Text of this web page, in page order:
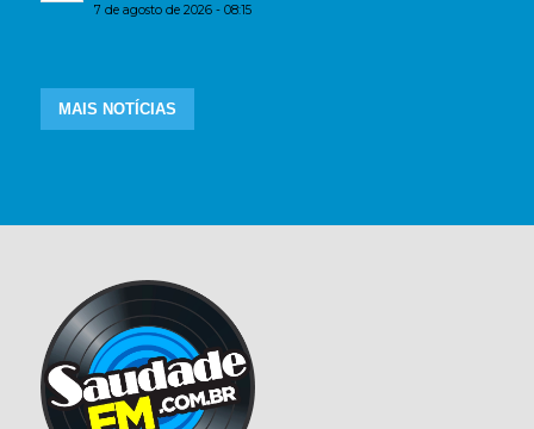
7 de agosto de 2026 - 08:15
MAIS NOTÍCIAS